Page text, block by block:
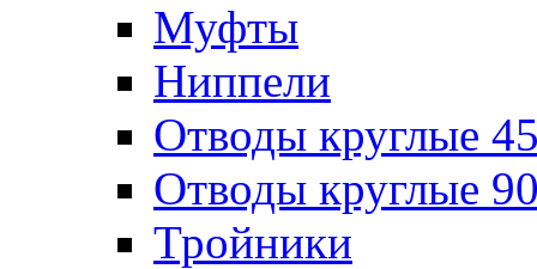
Муфты
Ниппели
Отводы круглые
Отводы круглые
Тройники